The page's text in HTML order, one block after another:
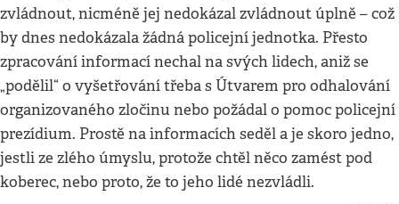
zvládnout, nicméně jej nedokázal zvládnout úplně – což
by dnes nedokázala žádná policejní jednotka. Přesto
zpracování informací nechal na svých lidech, aniž se
„podělil“ o vyšetřování třeba s Útvarem pro odhalování
organizovaného zločinu nebo požádal o pomoc policejní
prezídium. Prostě na informacích seděl a je skoro jedno,
jestli ze zlého úmyslu, protože chtěl něco zamést pod
koberec, nebo proto, že to jeho lidé nezvládli.